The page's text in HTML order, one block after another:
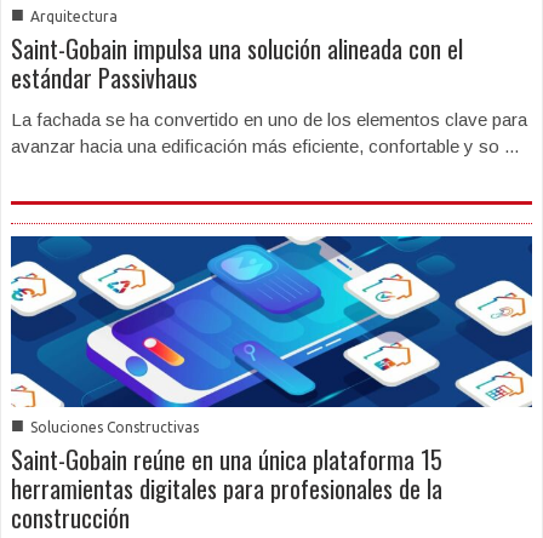
■ Arquitectura
Saint-Gobain impulsa una solución alineada con el
estándar Passivhaus
La fachada se ha convertido en uno de los elementos clave para
avanzar hacia una edificación más eficiente, confortable y so ...
■ Soluciones Constructivas
Saint-Gobain reúne en una única plataforma 15
herramientas digitales para profesionales de la
construcción